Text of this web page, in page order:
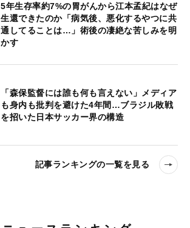
5年生存率約7%の胃がんから江本孟紀はなぜ
生還できたのか「病気後、悪化するやつに共
通してることは…」術後の凄絶な苦しみを明
かす
「森保監督には誰も何も言えない」メディア
も身内も批判を避けた4年間…ブラジル敗戦
を招いた日本サッカー界の構造
記事ランキングの一覧を見る